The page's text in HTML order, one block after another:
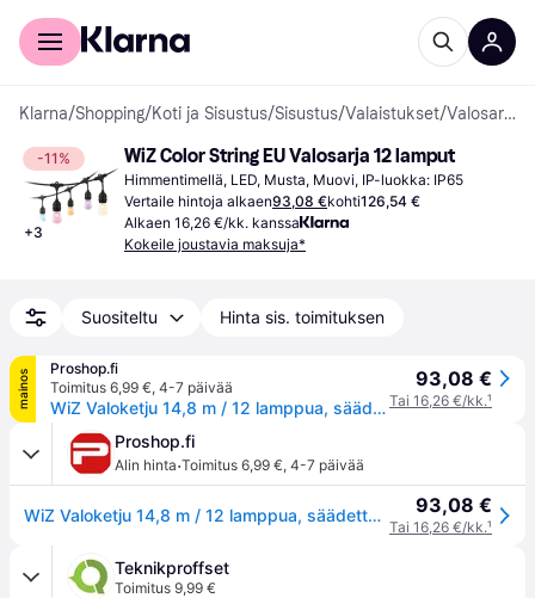
Kuluttajille
Klarna/Shopping/Koti ja Sisustus/Sisustus/Valaistukset/ Valosarjat
-11%
+3
WiZ Color String EU Valosarja 12 lamput
Himmentimellä, LED, Musta, Muovi, IP-luokka: IP65
Vertaile hintoja alkaen93,08 €kohti126,54 €
Alkaen 16,26 €/kk. kanssa
Kokeile joustavia maksuja*
Suositeltu Hinta sis. toimituksen
mainos
Proshop.fi
Toimitus 6,99 €, 4-7 päivää
WiZ Valoketju 14,8 m / 12 lamppua, säädettävä valkoinen ja värillinen
93,08 €
Tai 16,26 €/kk.¹
Proshop.fi
Alin hinta·Toimitus 6,99 €, 4-7 päivää
WiZ Valoketju 14,8 m / 12 lamppua, säädettävä valkoinen ja värillinen 93,08 €
Tai 16,26 €/kk.¹
Teknikproffset
Toimitus 9,99 €